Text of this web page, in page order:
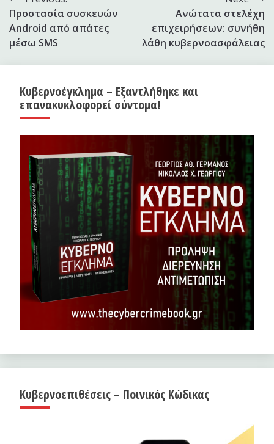
άρθρων
Προστασία συσκευών
Android από απάτες
μέσω SMS
Ανώτατα στελέχη
επιχειρήσεων: συνήθη
λάθη κυβερνοασφάλειας
Κυβερνοέγκλημα – Εξαντλήθηκε και
επανακυκλοφορεί σύντομα!
Κυβερνοεπιθέσεις – Ποινικός Κώδικας